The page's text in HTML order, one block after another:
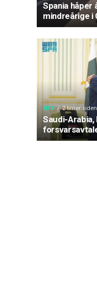
Spania
mindreårige i
NTB 2 timer siden
Saudi-Arabia,